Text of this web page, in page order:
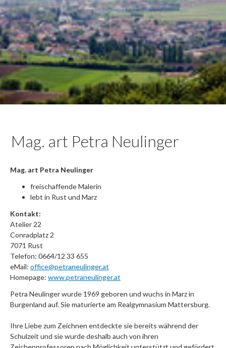
Mag. art Petra Neulinger
Mag. art Petra Neulinger
freischaffende Malerin
lebt in Rust und Marz
Kontakt:
Atelier 22
Conradplatz 2
7071 Rust
Telefon: 0664/12 33 655
eMail: office@petraneulinger.at
Homepage: www.petraneulinger.at
Petra Neulinger wurde 1969 geboren und wuchs in Marz in
Burgenland auf. Sie maturierte am Realgymnasium Mattersburg.
Ihre Liebe zum Zeichnen entdeckte sie bereits während der
Schulzeit und sie wurde deshalb auch von ihren